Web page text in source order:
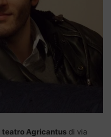
teatro Agricantus di via